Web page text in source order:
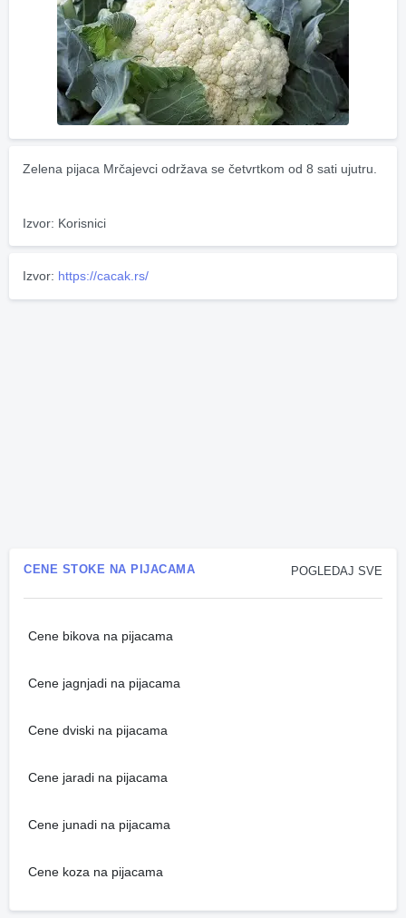
Zelena pijaca Mrčajevci održava se četvrtkom od 8 sati ujutru.
Izvor: Korisnici
Izvor: https://cacak.rs/
POGLEDAJ SVE
CENE STOKE NA PIJACAMA
Cene bikova na pijacama
Cene jagnjadi na pijacama
Cene dviski na pijacama
Cene jaradi na pijacama
Cene junadi na pijacama
Cene koza na pijacama